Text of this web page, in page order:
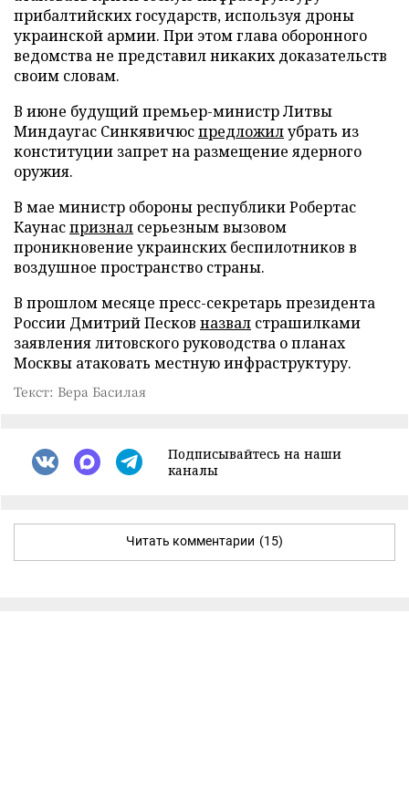
прибалтийских государств, используя дроны
украинской армии. При этом глава оборонного
ведомства не представил никаких доказательств
своим словам.
В июне будущий премьер-министр Литвы
Миндаугас Синкявичюспредложилубрать из
конституции запрет на размещение ядерного
оружия.
В мае министр обороны республики Робертас
Каунаспризнал серьезным вызовом
проникновение украинских беспилотников в
воздушное пространство страны.
В прошлом месяце пресс-секретарь президента
России Дмитрий Песков назвал страшилками
заявления литовского руководства о планах
Москвы атаковать местную инфраструктуру.
Текст: Вера Басилая
Подписывайтесь на наши
каналы
Читать комментарии (15)